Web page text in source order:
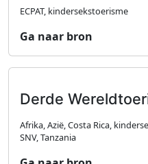
ECPAT, kindersekstoerisme
Ga naar bron
Derde
Afrika, Azië, Costa Rica,
SNV, Tanzania